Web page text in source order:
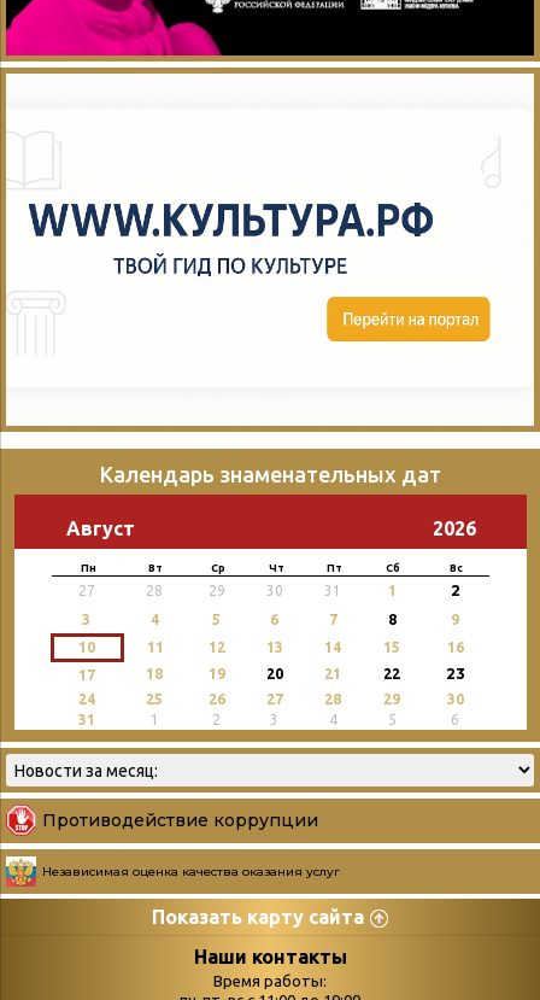
Календарь знаменательных дат
Август 2026
Пн Вт Ср Чт Пт Сб Вс
27 28 29 30 31 1 2
3 4 5 6 7 8
9
10
11 12 13 14 15
16
17
18 19 20 21 22 23
24 25 26 27 28 29
30
31
1 2 3 4 5 6
Противодействие коррупции
Независимая оценка качества оказания услуг
Показать карту сайта
СтраницыНаши контакты
Время работы: